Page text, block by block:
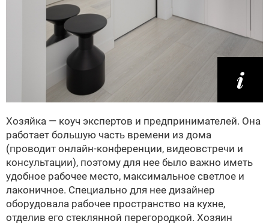
Хозяйка — коуч экспертов и предпринимателей. Она
работает большую часть времени из дома
(проводит онлайн-конференции, видеовстречи и
консультации), поэтому для нее было важно иметь
удобное рабочее место, максимальное светлое и
лаконичное. Специально для нее дизайнер
оборудовала рабочее пространство на кухне,
отделив его стеклянной перегородкой. Хозяин